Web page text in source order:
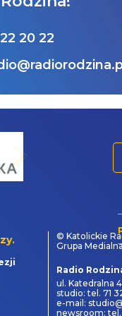
20 22
© Katolickie
Grupa
Radio
ul. Katedralna
studio: tel. 71
e-mail:
newsroom: tel.